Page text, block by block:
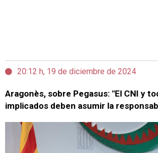
20:12 h, 19 de diciembre de 2024
Aragonès, sobre Pegasus: "El CNI y
implicados deben asumir la